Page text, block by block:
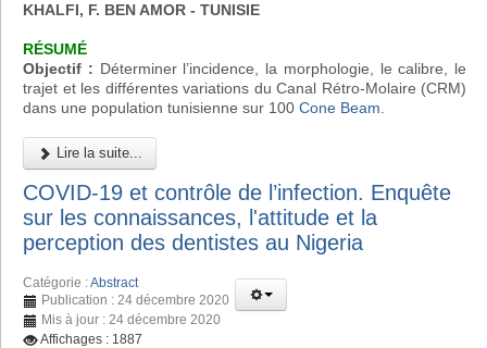
KHALFI, F. BEN AMOR - TUNISIE
RÉSUMÉ
Objectif : Déterminer l’incidence, la morphologie, le calibre, le
trajet et les différentes variations du Canal Rétro-Molaire (CRM)
dans une population tunisienne sur 100 Cone Beam
Lire la suite...
COVID-19 et contrôle de l’infection. Enquête
sur les connaissances, l'attitude et la
perception des dentistes au Nigeria
Catégorie :Abstract
Publication : 24 décembre 2020
Mis à jour : 24 décembre 2020
Affichages : 1887